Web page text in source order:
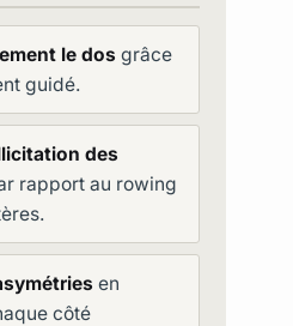
le dos grâce
guidé.
des
rapport au rowing
en
côté